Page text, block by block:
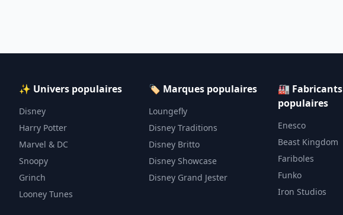
✨ Univers populaires
Disney
Harry Potter
Marvel & DC
Snoopy
Grinch
Looney Tunes
🏷️ Marques populaires
Loungefly
Disney Traditions
Disney Britto
Disney Showcase
Disney Grand Jester
🏭 Fabricants
populaires
Enesco
Beast Kingdom
Fariboles
Funko
Iron Studios